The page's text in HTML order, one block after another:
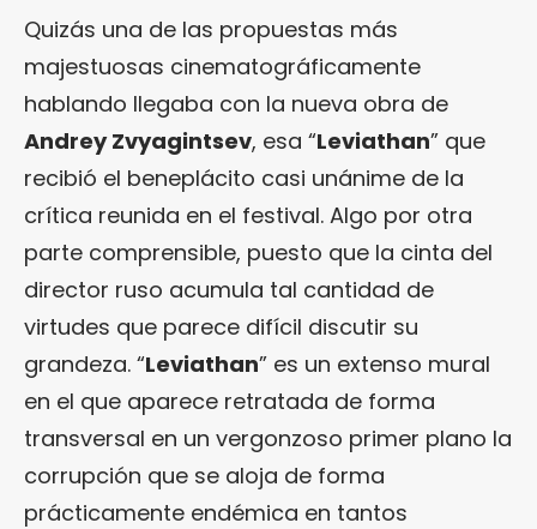
Quizás una de las propuestas más
majestuosas cinematográficamente
hablando llegaba con la nueva obra de
Andrey Zvyagintsev, esa “Leviathan” que
recibió el beneplácito casi unánime de la
crítica reunida en el festival. Algo por otra
parte comprensible, puesto que la cinta del
director ruso acumula tal cantidad de
virtudes que parece difícil discutir su
grandeza. “Leviathan” es un extenso mural
en el que aparece retratada de forma
transversal en un vergonzoso primer plano la
corrupción que se aloja de forma
prácticamente endémica en tantos